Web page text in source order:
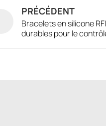
PRÉCÉDENT
Bracelets en silicone
durables pour le